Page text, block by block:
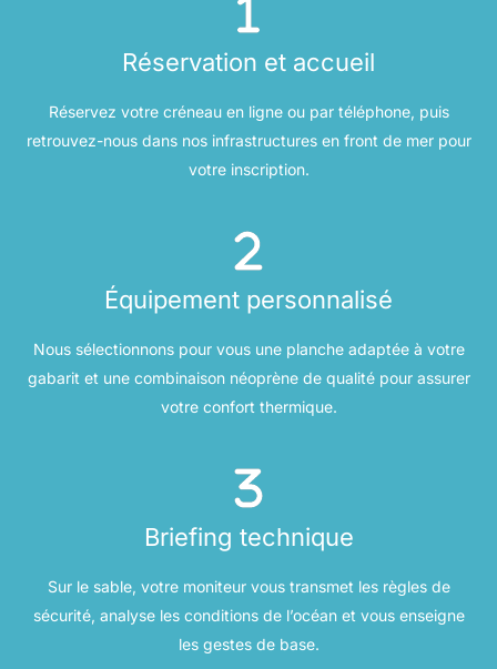
Réservation et accueil
Réservez votre créneau en ligne ou par téléphone, puis
retrouvez-nous dans nos infrastructures en front de mer pour
votre inscription.
Équipement personnalisé
Nous sélectionnons pour vous une planche adaptée à votre
gabarit et une combinaison néoprène de qualité pour assurer
votre confort thermique.
Briefing technique
Sur le sable, votre moniteur vous transmet les règles de
sécurité, analyse les conditions de l’océan et vous enseigne
les gestes de base.